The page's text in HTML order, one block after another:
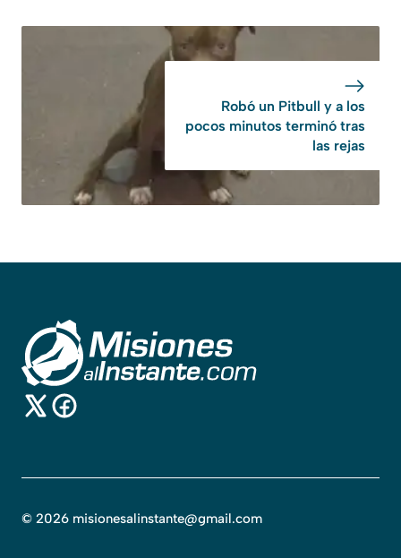
Robó un Pitbull y a los
pocos minutos terminó tras
las rejas
© 2026 misionesalinstante@gmail.com